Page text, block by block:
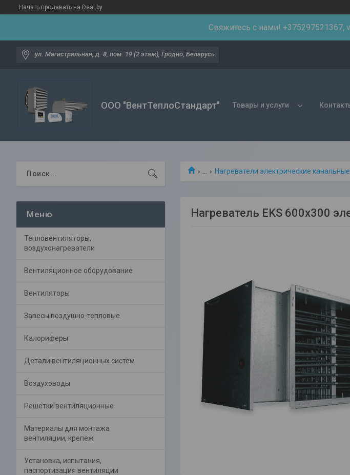
Начать продавать на Deal.by
Свяжитесь с нами! +375297521367,
ул. Магистральная, д. 8, пом. 19 (2 этаж), Гродно, Беларусь
ООО "ВентТеплоСтандарт" Товары и услуги
Нагреватели электрические канальные
Нагреватель EKS 600х300
Тепловентиляторы,
воздухонагреватели
Вентиляционное оборудование
Вентиляторы
Завесы воздушно-тепловые
Калориферы
Детали вентиляционных систем
Воздуховоды
Решетки вентиляционные
Материалы для монтажа
вентиляции, крепеж
Установка, испытания,
паспортизация вентиляции